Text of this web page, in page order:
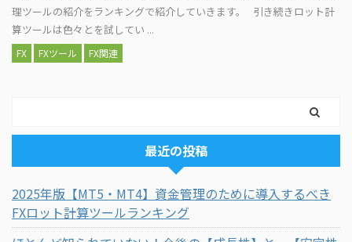
理ツールの紹介をランキングで紹介していきます。 引き続きロット計
算ツールは色々とを試してい ...
FX FXツール FX関連
最近の投稿
2025年版【MT5・MT4】資金管理のために導入するべき
FXロット計算ツールランキング